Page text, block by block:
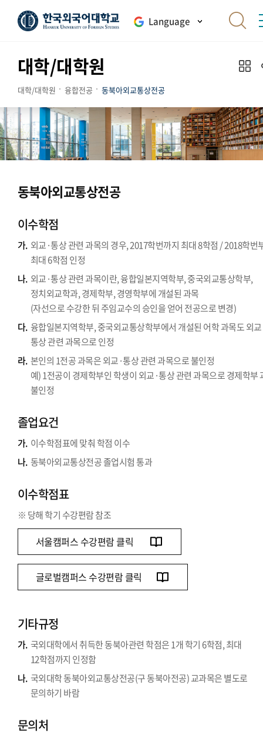
Language
대학/대학원
대학/대학원 융합전공 동북아외교통상전공
동북아외교통상전공
이수학점
가. 외교·통상 관련 과목의 경우, 2017학번까지 최대 8학점 / 2018학번
최대 6학점 인정
나. 외교·통상 관련 과목이란, 융합일본지역학부, 중국외교통상학부,
정치외교학과, 경제학부, 경영학부에 개설된 과목
(자선으로 수강한 뒤 주임교수의 승인을 얻어 전공으로 변경)
다. 융합일본지역학부, 중국외교통상학부에서 개설된 어학 과목도 외
통상 관련 과목으로 인정
라. 본인의 1전공 과목은 외교·통상 관련 과목으로 불인정
예) 1전공이 경제학부인 학생이 외교·통상 관련 과목으로 경제학부
불인정
졸업요건
가. 이수학점표에 맞춰 학점 이수
나. 동북아외교통상전공 졸업시험 통과
이수학점표
※ 당해 학기 수강편람 참조
서울캠퍼스 수강편람 클릭
글로벌캠퍼스 수강편람 클릭
기타규정
가. 국외대학에서 취득한 동북아관련 학점은 1개 학기 6학점, 최대
12학점까지 인정함
나. 국외대학 동북아외교통상전공(구 동북아전공) 교과목은 별도로
문의하기 바람
문의처